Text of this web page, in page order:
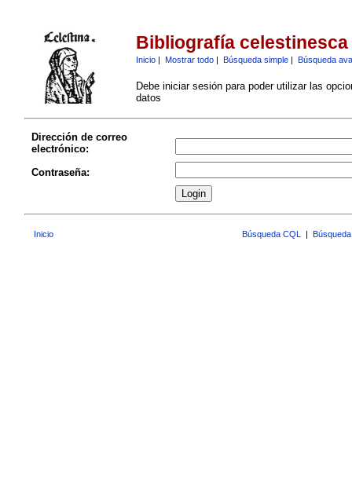
Bibliografía celestinesca
Inicio| Mostrar todo| Búsqueda simple| Búsqueda
Debe iniciar sesión para poder utilizar las
datos
Dirección de correo
electrónico:
Contraseña:
Inicio Búsqueda CQL |